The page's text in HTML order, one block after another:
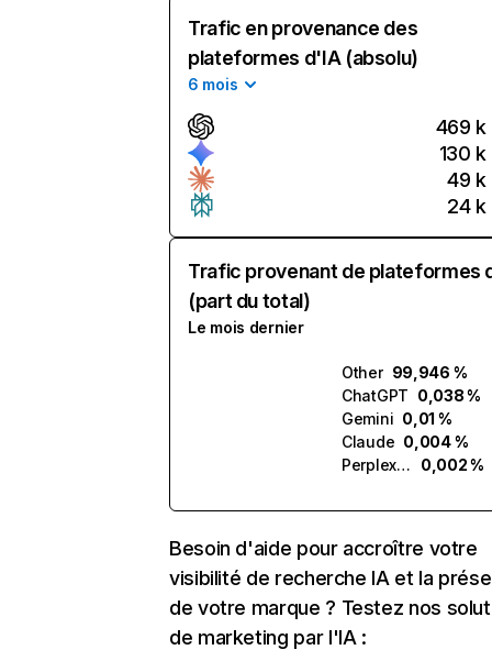
Trafic en provenance des
plateformes d'IA (absolu)
6 mois
469 k
130 k
49 k
24 k
Trafic provenant de plateformes
(part du total)
Le mois dernier
Other 99,946 %
ChatGPT 0,038 %
Gemini 0,01 %
Claude 0,004 %
Perplexity
0,002 %
Besoin d'aide pour accroître votre
visibilité de recherche IA et la
de votre marque ? Testez nos
de marketing par l'IA :